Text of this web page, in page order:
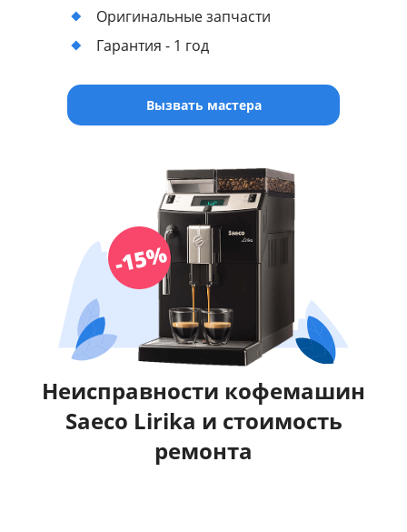
Вызвать мастера
Оригинальные запчасти
Гарантия - 1 год
Неисправности кофемашин
Saeco Lirika и стоимость
ремонта